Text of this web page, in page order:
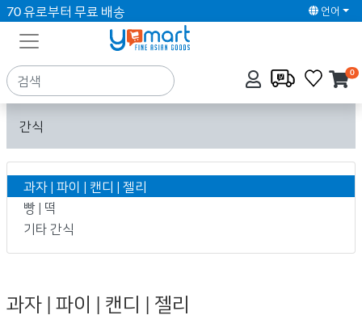
70 유로부터 무료 배송 언어
0
간식
과자 | 파이 | 캔디 | 젤리
빵 | 떡
기타 간식
과자 | 파이 | 캔디 | 젤리